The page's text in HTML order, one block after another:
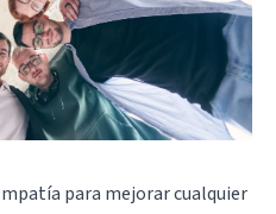
para mejorar cualquier